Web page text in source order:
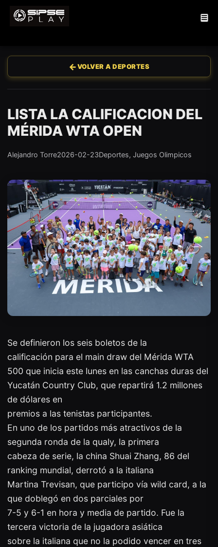
←VOLVER A DEPORTES
LISTA LA CALIFICACION DEL
MÉRIDA WTA OPEN
Alejandro Torre2026-02-23Deportes, Juegos Olimpicos
Se definieron los seis boletos de la
calificación para el main draw del Mérida WTA
500 que inicia este lunes en las canchas duras del
Yucatán Country Club, que repartirá 1.2 millones
de dólares en
premios a las tenistas participantes.
En uno de los partidos más atractivos de la
segunda ronda de la qualy, la primera
cabeza de serie, la china Shuai Zhang, 86 del
ranking mundial, derrotó a la italiana
Martina Trevisan, que participo vía wild card, a la
que doblegó en dos parciales por
7-5 y 6-1 en hora y media de partido. Fue la
tercera victoria de la jugadora asiática
sobre la italiana que no la podido vencer en tres